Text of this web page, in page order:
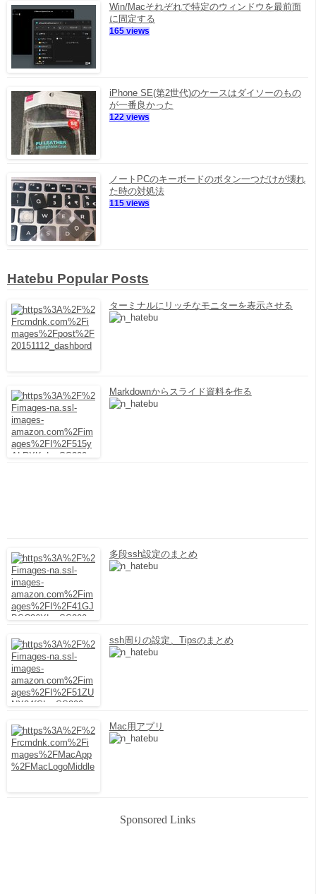
Win/Macそれぞれで特定のウィンドウを最前面
に固定する
165 views
iPhone SE(第2世代)のケースはダイソーのもの
が一番良かった
122 views
ノートPCのキーボードのボタン一つだけが壊れ
た時の対処法
115 views
Hatebu Popular Posts
ターミナルにリッチなモニターを表示させる
Markdownからスライド資料を作る
多段ssh設定のまとめ
ssh周りの設定、Tipsのまとめ
Mac用アプリ
Sponsored Links